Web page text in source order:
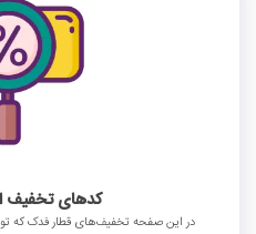
کدهای تخفیف
در این صفحه تخفیف‌های قطار فدک که